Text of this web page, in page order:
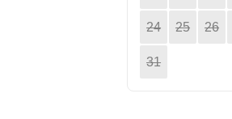
24 25 26
31